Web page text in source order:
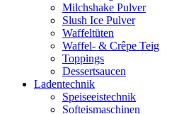
Milchshake Pulver
Slush Ice Pulver
Waffeltüten
Waffel- & Crêpe Teig
Toppings
Dessertsaucen
Ladentechnik
Speiseeistechnik
Softeismaschinen